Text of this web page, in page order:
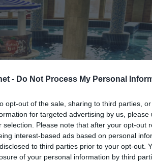
- Do Not Process My Personal
opt-out of the sale, sharing to third parties,
for targeted advertising by us,
selection. Please note that after your opt-out
interest-based ads based on personal
to third parties prior to your opt-out.
of your personal information by third